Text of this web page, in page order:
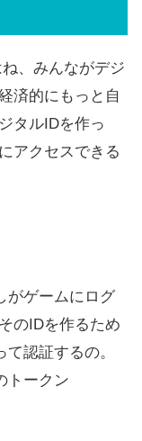
、みんながデジ
済的にもっと自
タルIDを作っ
アクセスできる
がゲームにログ
のIDを作るため
認証するの。
トークン